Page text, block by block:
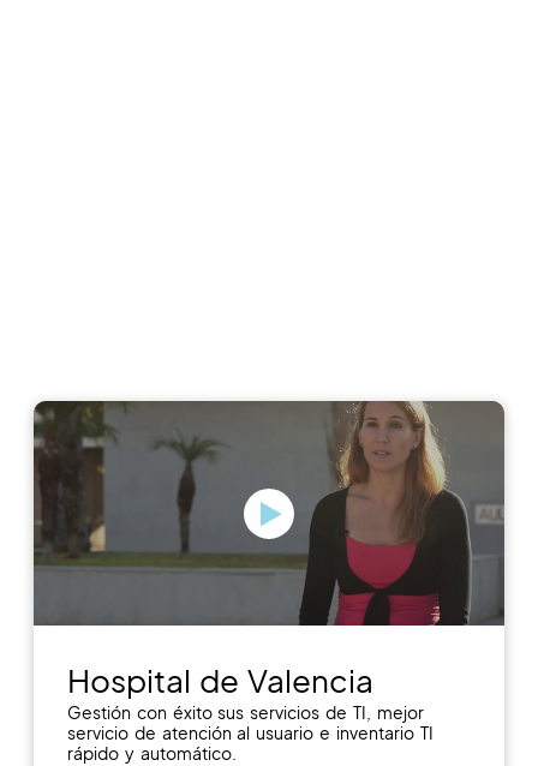
Hospital de Valencia
Gestión con éxito sus servicios de TI, mejor
servicio de atención al usuario e inventario TI
rápido y automático.